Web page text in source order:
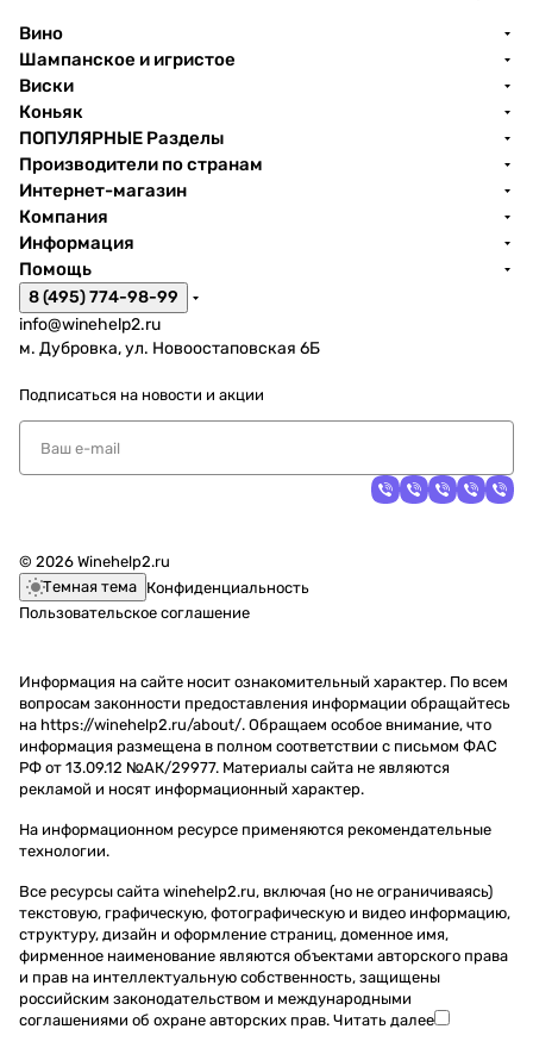
Вино
Шампанское и игристое
Виски
Коньяк
ПОПУЛЯРНЫЕ Разделы
Производители по странам
Интернет-магазин
Компания
Информация
Помощь
8 (495) 774-98-99
info@winehelp2.ru
м. Дубровка, ул. Новоостаповская 6Б
Подписаться на новости и акции
© 2026 Winehelp2.ru
Темная тема Конфиденциальность
Пользовательское соглашение
Информация на сайте носит ознакомительный характер. По всем
вопросам законности предоставления информации обращайтесь
на https://winehelp2.ru/about/. Обращаем особое внимание, что
информация размещена в полном соответствии с письмом ФАС
РФ от 13.09.12 №АК/29977. Материалы сайта не являются
рекламой и носят информационный характер.
На информационном ресурсе применяются рекомендательные
технологии.
Все ресурсы сайта winehelp2.ru, включая (но не ограничиваясь)
текстовую, графическую, фотографическую и видео информацию,
структуру, дизайн и оформление страниц, доменное имя,
фирменное наименование являются объектами авторского права
и прав на интеллектуальную собственность, защищены
российским законодательством и международными
соглашениями об охране авторских прав. Читать далее